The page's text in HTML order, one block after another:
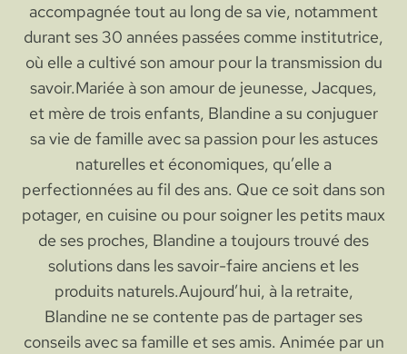
accompagnée tout au long de sa vie, notamment
durant ses 30 années passées comme institutrice,
où elle a cultivé son amour pour la transmission du
savoir.Mariée à son amour de jeunesse, Jacques,
et mère de trois enfants, Blandine a su conjuguer
sa vie de famille avec sa passion pour les astuces
naturelles et économiques, qu’elle a
perfectionnées au fil des ans. Que ce soit dans son
potager, en cuisine ou pour soigner les petits maux
de ses proches, Blandine a toujours trouvé des
solutions dans les savoir-faire anciens et les
produits naturels.Aujourd’hui, à la retraite,
Blandine ne se contente pas de partager ses
conseils avec sa famille et ses amis. Animée par un